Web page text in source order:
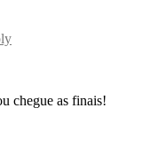
chegue as finais!